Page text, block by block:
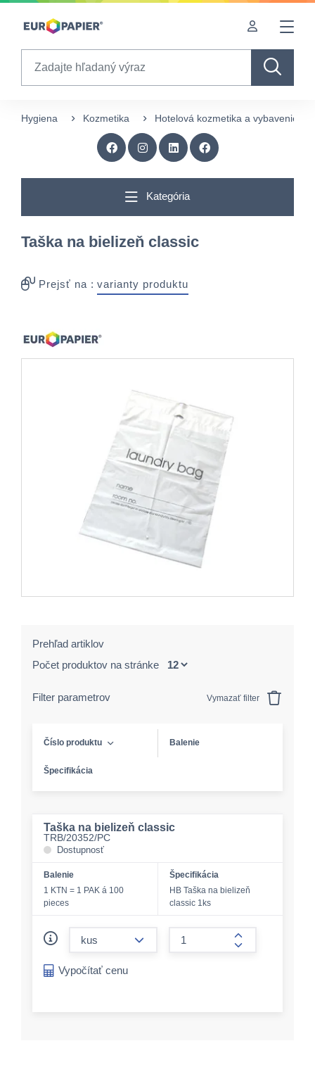
Table Of Content
Hygiena Kozmetika Hotelová kozmetika a vybavenie
Kategória
Taška na bielizeň classic
Prejsť na : varianty produktu
Prehľad artiklov
Počet produktov na stránke
Filter parametrov Vymazať filter
Číslo produktu Balenie
Špecifikácia
Taška na bielizeň classic
TRB/20352/PC
Dostupnosť
Balenie
1 KTN = 1 PAK á 100
pieces
Špecifikácia
HB Taška na bielizeň
classic 1ks
form.increase-
Vypočítať cenu